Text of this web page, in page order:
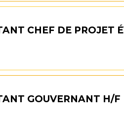
CHEF DE PROJET
GOUVERNANT H/F